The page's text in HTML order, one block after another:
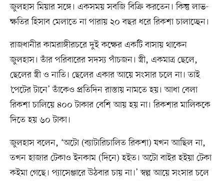
জুলহাস মিয়ার সঙ্গে। একসময় সবজি বিক্রি করতেন। কিন্তু লাভ-
ক্ষতির হিসাব মেলাতে না পারায় ২০ বছর ধরে রিকশা চালাচ্ছেন।
রাজধানীর কামরাঙ্গীরচরে দুই কক্ষের একটি বাসায় থাকেন
জুলহাস। তাঁর পরিবারের সদস্য পাঁচজন। স্ত্রী, একমাত্র ছেলে,
ছেলের স্ত্রী ও নাতি। ছেলের একার আয়ে সংসার চলে না। তাই
‘পেটের টানে’ তাঁকেও প্রতিদিন রাস্তায় নামতে হয়। আধা বেলা
রিকশা চালিয়ে ৪০০ টাকার বেশি আয় হয় না। রিকশার মালিককে
দিতে হয় ৬০ টাকা।
জুলহাস বলেন, ‘অটো (ব্যাটারিচালিত রিকশা) যখন আছিল না,
তখন হাজার টেকাও ইনকাম (দিনে) হইত। অটো বাইর হইয়া টেকা
কইমা গেছে। প্যাসেঞ্জারে উঠবার চায় না।’ স্বল্প আয়ে সংসার চলে